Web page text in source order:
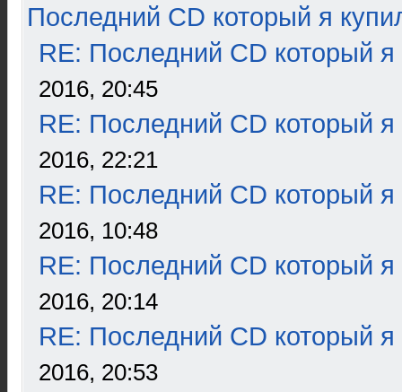
Последний CD который я
RE: Последний CD который я
2016, 20:45
RE: Последний CD который я
2016, 22:21
RE: Последний CD который я
2016, 10:48
RE: Последний CD который я
2016, 20:14
RE: Последний CD который я
2016, 20:53